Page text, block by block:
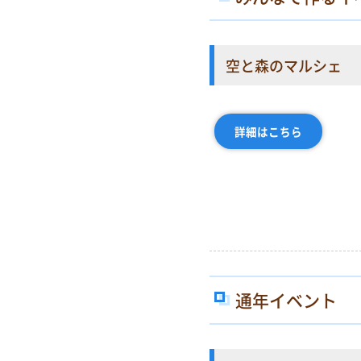
空と森のマルシェ
詳細はこちら
通年イベント